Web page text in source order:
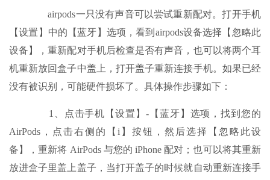
airpods一只没有声音可以尝试重新配对。打开手机
【设置】中的【蓝牙】选项，看到airpods设备选择【忽略此
设备】，重新配对手机后检查是否有声音，也可以将两个耳
机重新放回盒子中盖上，打开盖子重新连接手机。如果已经
没有被识别，可能硬件损坏了。具体操作步骤如下：
1、点击手机【设置】-【蓝牙】选项，找到您的
AirPods，点击右侧的【i】按钮，然后选择【忽略此设
备】，重新将 AirPods 与您的 iPhone 配对；也可以将其重新
放进盒子里盖上盖子，当打开盖子的时候就自动重新连接手